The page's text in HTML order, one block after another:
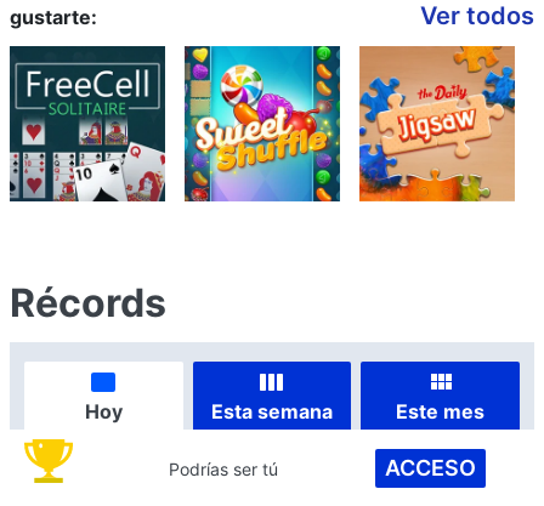
gustarte:
Ver todos
Récords
Hoy Esta semana Este mes
Podrías ser tú ACCESO